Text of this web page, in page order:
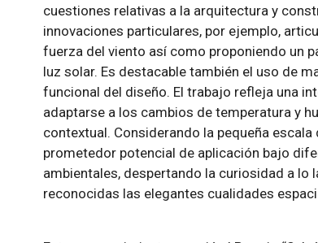
cuestiones relativas a la arquitectura y
innovaciones particulares, por ejemplo,
fuerza del viento así como proponiendo un
luz solar. Es destacable también el uso de
funcional del diseño. El trabajo refleja una
adaptarse a los cambios de temperatura y
contextual. Considerando la pequeña
prometedor potencial de aplicación bajo
ambientales, despertando la curiosidad a
reconocidas las elegantes cualidades